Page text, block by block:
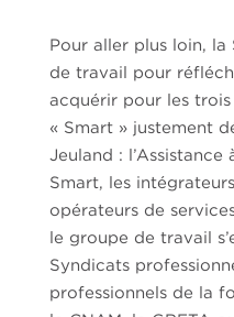
Pour aller plus loin,
de travail pour
acquérir pour les
« Smart » justement
Jeuland : l’Assistance
Smart, les
opérateurs de
le groupe de travail
Syndicats
professionnels de la